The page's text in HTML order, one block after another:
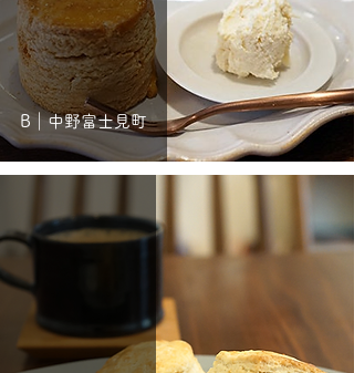
B｜中野富士見町